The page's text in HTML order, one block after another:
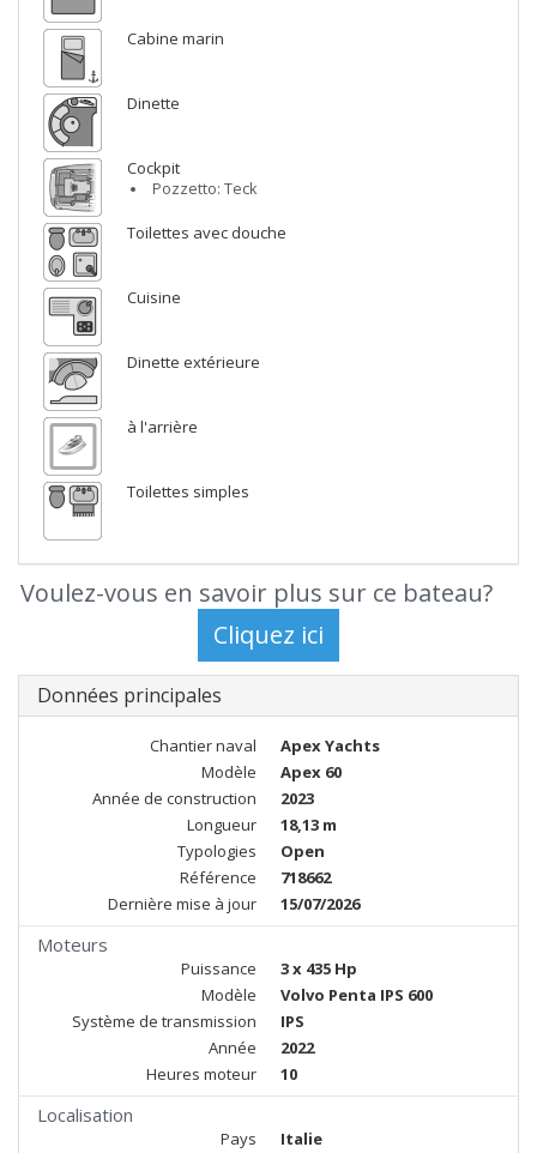
Cabine marin
Dinette
Cockpit
Pozzetto: Teck
Toilettes avec douche
Cuisine
Dinette extérieure
à l'arrière
Toilettes simples
Voulez-vous en savoir plus sur ce bateau?
Données principales
Chantier naval
Apex Yachts
Modèle
Apex 60
Année de construction
2023
Longueur
18,13 m
Typologies
Open
Référence
718662
Dernière mise à jour
15/07/2026
Moteurs
Puissance
3 x 435 Hp
Modèle
Volvo Penta IPS 600
Système de transmission
IPS
Année
2022
Heures moteur
10
Localisation
Pays
Italie